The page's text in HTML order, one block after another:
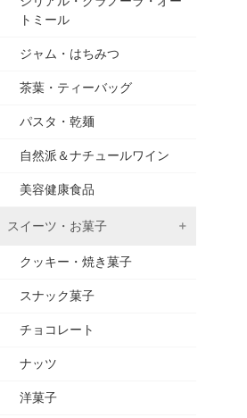
トミール
ジャム・はちみつ
茶葉・ティーバッグ
パスタ・乾麺
自然派＆ナチュールワイン
美容健康食品
スイーツ・お菓子
クッキー・焼き菓子
スナック菓子
チョコレート
ナッツ
洋菓子